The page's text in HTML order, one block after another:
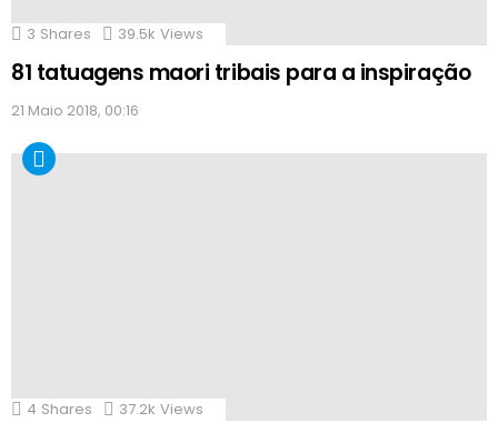
3 Shares 39.5k Views
81 tatuagens maori tribais para a inspiração
21 Maio 2018, 00:16
4 Shares 37.2k Views